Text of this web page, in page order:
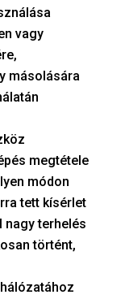
vagy
másolására
megtétele
módon
tett kísérlet
nagy terhelés
történt,